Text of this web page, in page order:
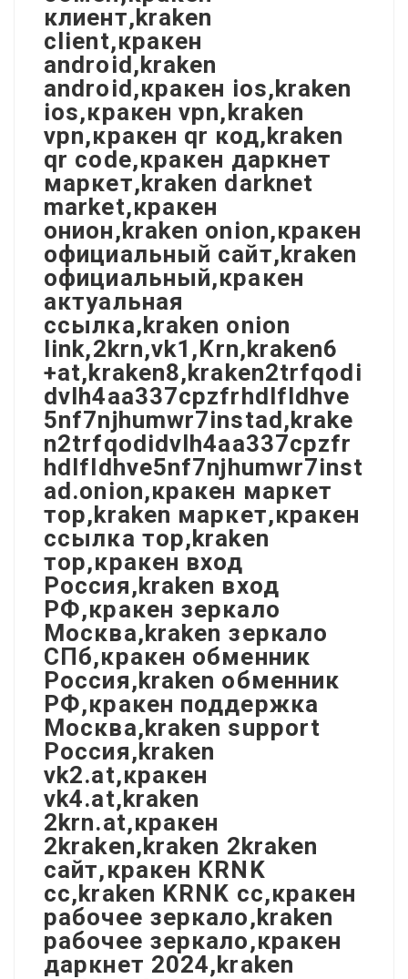
клиент,kraken
client,кракен
android,kraken
android,кракен ios,kraken
ios,кракен vpn,kraken
vpn,кракен qr код,kraken
qr code,кракен даркнет
маркет,kraken darknet
market,кракен
онион,kraken onion,кракен
официальный сайт,kraken
официальный,кракен
актуальная
ссылка,kraken onion
link,2krn,vk1,Krn,kraken6
+at,kraken8,kraken2trfqodi
dvlh4aa337cpzfrhdlfldhve
5nf7njhumwr7instad,krake
n2trfqodidvlh4aa337cpzfr
hdlfldhve5nf7njhumwr7inst
ad.onion,кракен маркет
тор,kraken маркет,кракен
ссылка тор,kraken
тор,кракен вход
Россия,kraken вход
РФ,кракен зеркало
Москва,kraken зеркало
СПб,кракен обменник
Россия,kraken обменник
РФ,кракен поддержка
Москва,kraken support
Россия,kraken
vk2.at,кракен
vk4.at,kraken
2krn.at,кракен
2kraken,kraken 2kraken
сайт,кракен KRNK
cc,kraken KRNK cc,кракен
рабочее зеркало,kraken
рабочее зеркало,кракен
даркнет 2024,kraken